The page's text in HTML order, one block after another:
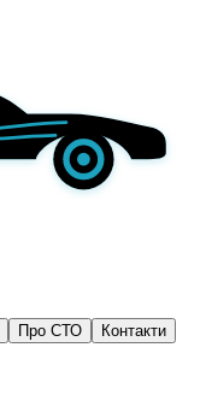
Про СТО Контакти